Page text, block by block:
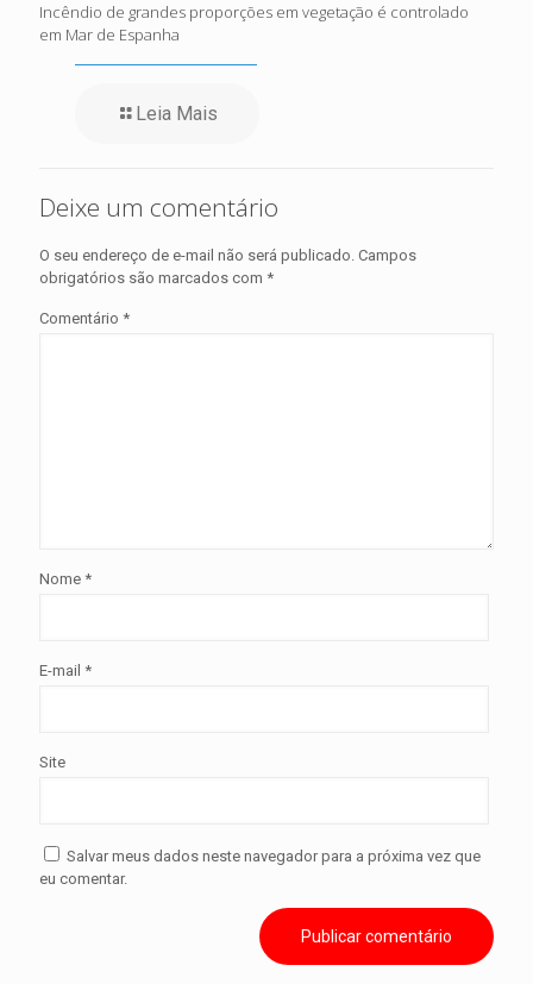
Incêndio de grandes proporções em vegetação é controlado
em Mar de Espanha
Leia Mais
Deixe um comentário
O seu endereço de e-mail não será publicado. Campos
obrigatórios são marcados com *
Comentário *
Nome *
E-mail *
Site
Salvar meus dados neste navegador para a próxima vez que
eu comentar.